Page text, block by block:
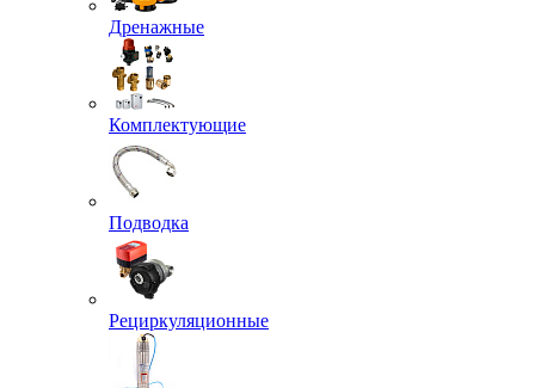
Дренажные
Комплектующие
Подводка
Рециркуляционные